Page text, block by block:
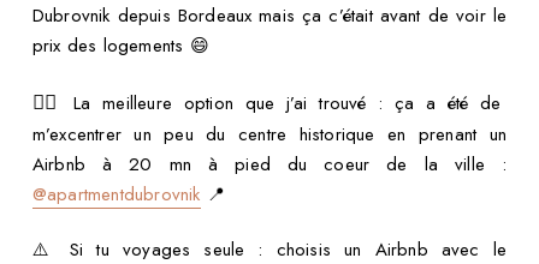
Dubrovnik depuis Bordeaux mais ça c’était avant de voir le
prix des logements 😄
👉🏻
La meilleure option que j’ai trouvé : ça a été de
m’excentrer un peu du centre historique en prenant un
Airbnb à 20 mn à pied du coeur de la ville :
@apartmentdubrovnik 📍
⚠️ Si tu voyages seule : choisis un Airbnb avec le